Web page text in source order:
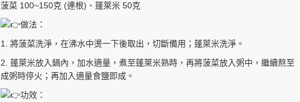
菠菜 100~150克 (連根)、蓬萊米 50克
做法：
1. 將菠菜洗淨，在沸水中燙一下後取出，切斷備用；蓬萊米洗淨。
2. 蓬萊米放入鍋內，加水適量，煮至蓬萊米熟時，再將菠菜放入粥中，繼續熬至
成粥時停火；再加入適量食鹽即成。
功效：